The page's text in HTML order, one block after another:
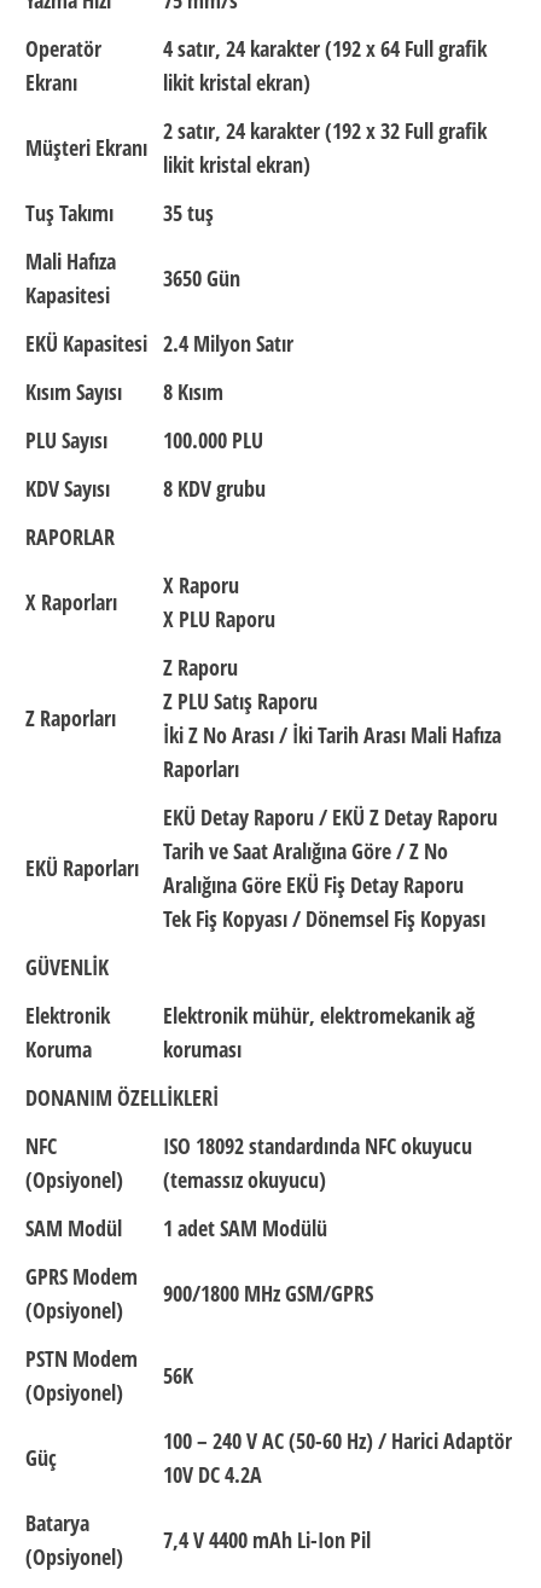
Operatör
Ekranı
4 satır, 24 karakter (192 x 64 Full grafik
likit kristal ekran)
Müşteri Ekranı
2 satır, 24 karakter (192 x 32 Full grafik
likit kristal ekran)
Tuş Takımı
35 tuş
Mali Hafıza
Kapasitesi
3650 Gün
EKÜ Kapasitesi 2.4 Milyon Satır
Kısım Sayısı
8 Kısım
PLU Sayısı
100.000 PLU
KDV Sayısı
8 KDV grubu
RAPORLAR
X Raporları
X Raporu
X PLU Raporu
Z Raporları
Z Raporu
Z PLU Satış Raporu
İki Z No Arası / İki Tarih Arası Mali Hafıza
Raporları
EKÜ Raporları
EKÜ Detay Raporu / EKÜ Z Detay Raporu
Tarih ve Saat Aralığına Göre / Z No
Aralığına Göre EKÜ Fiş Detay Raporu
Tek Fiş Kopyası / Dönemsel Fiş Kopyası
GÜVENLİK
Elektronik
Koruma
Elektronik mühür, elektromekanik ağ
koruması
DONANIM ÖZELLİKLERİ
NFC
(Opsiyonel)
ISO 18092 standardında NFC okuyucu
(temassız okuyucu)
SAM Modül
1 adet SAM Modülü
GPRS Modem
(Opsiyonel)
900/1800 MHz GSM/GPRS
PSTN Modem
(Opsiyonel)
56K
Güç
100 – 240 V AC (50-60 Hz) / Harici Adaptör
10V DC 4.2A
Batarya
(Opsiyonel)
7,4 V 4400 mAh Li-Ion Pil